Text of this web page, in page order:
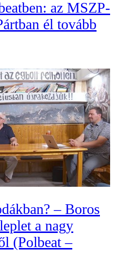
az MSZP-
él tovább
– Boros
a nagy
(Polbeat –